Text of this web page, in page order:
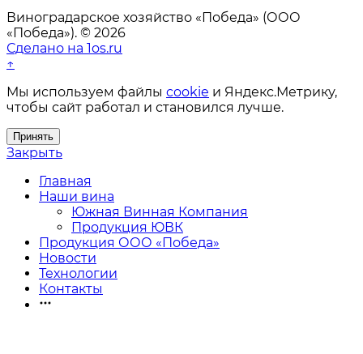
Виноградарское хозяйство «Победа» (ООО
«Победа»). © 2026
Сделано на 1os.ru
↑
Мы используем файлы cookie и Яндекс.Метрику,
чтобы сайт работал и становился лучше.
Принять
Закрыть
Главная
Наши вина
Южная Винная Компания
Продукция ЮВК
Продукция ООО «Победа»
Новости
Технологии
Контакты